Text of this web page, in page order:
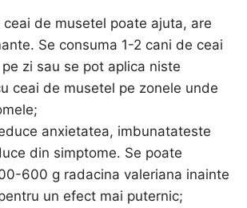
de musetel poate ajuta, are
Se consuma 1-2 cani de ceai
zi sau se pot aplica niste
ceai de musetel pe zonele unde
anxietatea, imbunatateste
din simptome. Se poate
600 g radacina valeriana inainte
un efect mai puternic;